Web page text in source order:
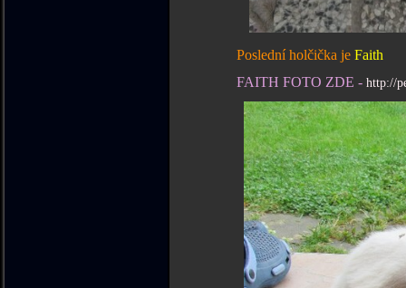
Poslední holčička je Faith
FAITH FOTO ZDE - http://